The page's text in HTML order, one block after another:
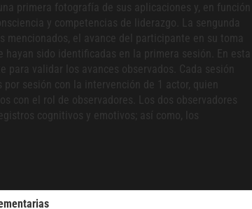
primera fotografía de sus aplicaciones y, en función
y competencias de liderazgo. La sengunda
mencionados, el avance del participante en su toma
sido identificadas en la primera sesión. En esta
validar los avances observados. Cada sesión
sesión con la intervención de 1 actor, quien
con el rol de observadores. Los dos observadores
cognitivos y emotivos; así como, los